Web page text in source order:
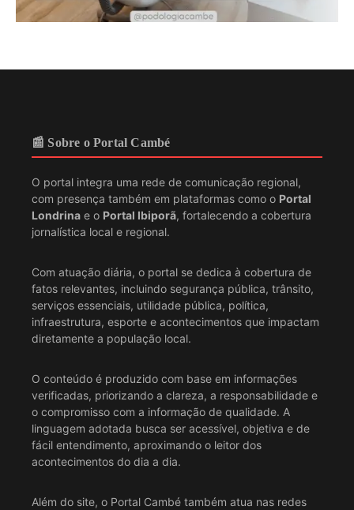
📰 Sobre o Portal Cambé
O portal integra uma rede de comunicação regional,
com presença também em plataformas como o Portal
Londrina e o Portal Ibiporã, fortalecendo a cobertura
jornalística local e regional.
Com atuação diária, o portal se dedica à cobertura de
fatos relevantes, incluindo segurança pública, trânsito,
serviços essenciais, utilidade pública, política,
infraestrutura, esporte e acontecimentos que impactam
diretamente a população local.
O conteúdo é produzido com base em informações
verificadas, priorizando a clareza, a responsabilidade e
o compromisso com a informação de qualidade. A
linguagem adotada busca ser acessível, objetiva e de
fácil entendimento, aproximando o leitor dos
acontecimentos do dia a dia.
Além do site, o Portal Cambé também atua nas redes